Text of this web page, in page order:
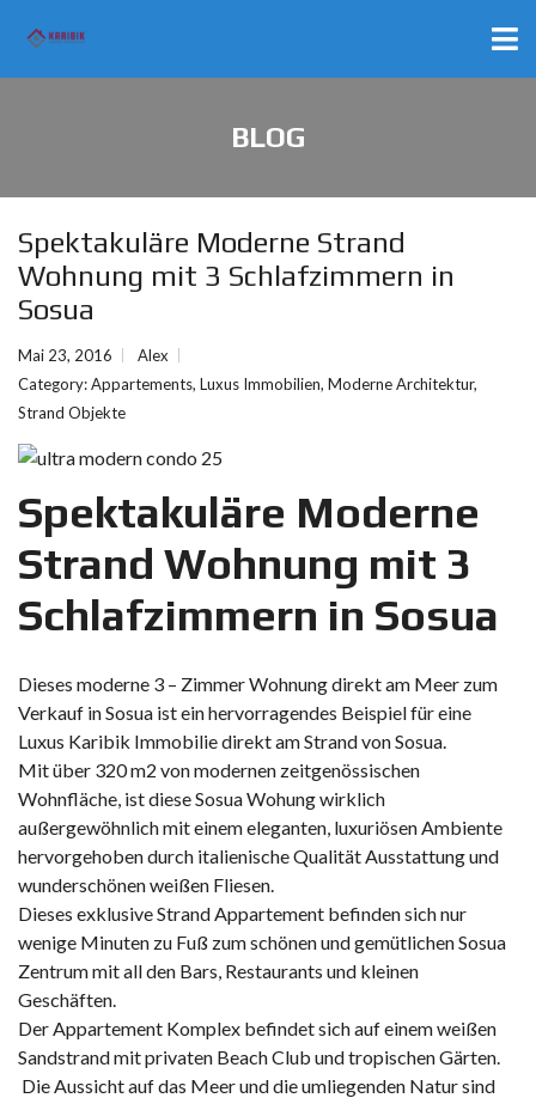
BLOG
Spektakuläre Moderne Strand
Wohnung mit 3 Schlafzimmern in
Sosua
Mai 23, 2016
Alex
Category:Appartements, Luxus Immobilien, Moderne Architektur,
Strand Objekte
Spektakuläre Moderne
Strand Wohnung mit 3
Schlafzimmern in Sosua
Dieses moderne 3 – Zimmer Wohnung direkt am Meer zum
Verkauf in Sosua ist ein hervorragendes Beispiel für eine
Luxus Karibik Immobilie direkt am Strand von Sosua.
Mit über 320 m2 von modernen zeitgenössischen
Wohnfläche, ist diese Sosua Wohung wirklich
außergewöhnlich mit einem eleganten, luxuriösen Ambiente
hervorgehoben durch italienische Qualität Ausstattung und
wunderschönen weißen Fliesen.
Dieses exklusive Strand Appartement befinden sich nur
wenige Minuten zu Fuß zum schönen und gemütlichen Sosua
Zentrum mit all den Bars, Restaurants und kleinen
Geschäften.
Der Appartement Komplex befindet sich auf einem weißen
Sandstrand mit privaten Beach Club und tropischen Gärten.
Die Aussicht auf das Meer und die umliegenden Natur sind